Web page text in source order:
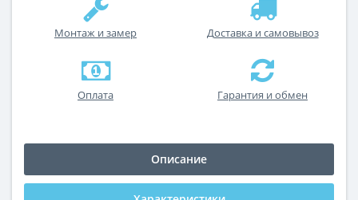
Монтаж и замер Доставка и самовывоз
Оплата Гарантия и обмен
Описание